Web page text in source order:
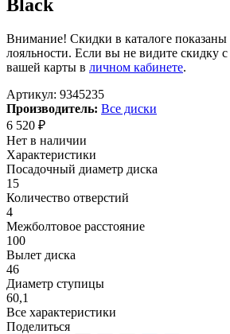
Black
Внимание! Скидки в каталоге
лояльности. Если вы не видите скидку
вашей карты в личном кабинете.
Артикул: 9345235
Производитель: Все диски
6 520 ₽
Нет в наличии
Характеристики
Посадочный диаметр диска
15
Количество отверстий
4
Межболтовое расстояние
100
Вылет диска
46
Диаметр ступицы
60,1
Все характеристики
Поделиться